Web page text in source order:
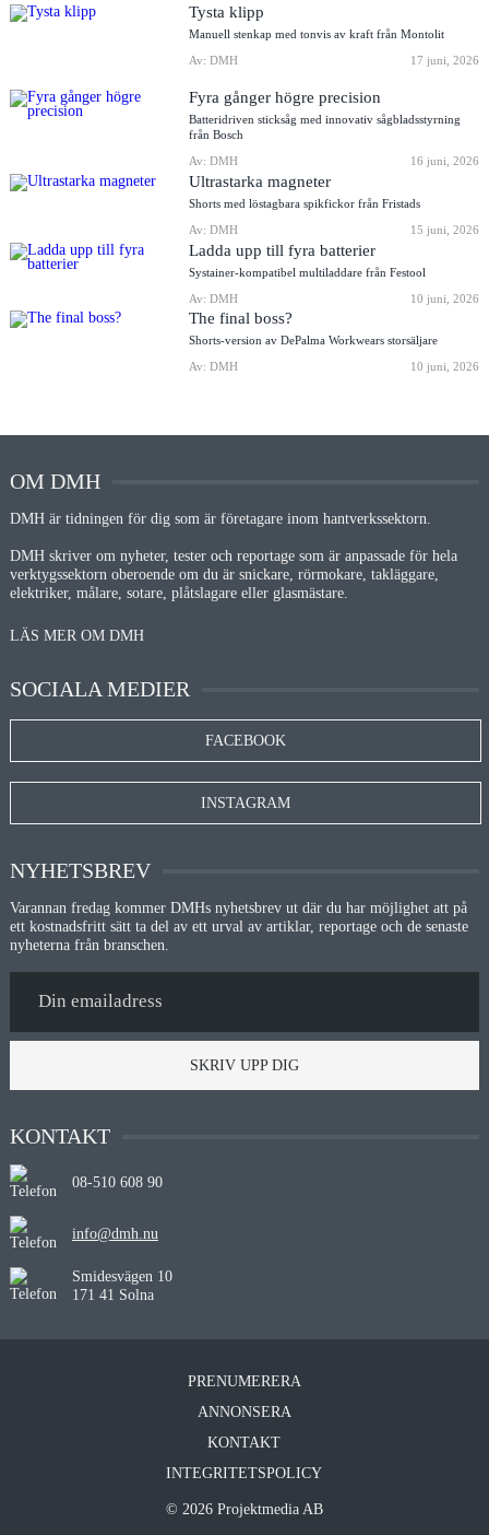
Tysta klipp
Manuell stenkap med tonvis av kraft från Montolit
Av: DMH
17 juni, 2026
Fyra gånger högre precision
Batteridriven sticksåg med innovativ sågbladsstyrning
från Bosch
Av: DMH
16 juni, 2026
Ultrastarka magneter
Shorts med löstagbara spikfickor från Fristads
Av: DMH
15 juni, 2026
Ladda upp till fyra batterier
Systainer-kompatibel multiladdare från Festool
Av: DMH
10 juni, 2026
The final boss?
Shorts-version av DePalma Workwears storsäljare
Av: DMH
10 juni, 2026
OM DMH
DMH är tidningen för dig som är företagare inom hantverkssektorn.
DMH skriver om nyheter, tester och reportage som är anpassade för hela
verktygssektorn oberoende om du är snickare, rörmokare, takläggare,
elektriker, målare, sotare, plåtslagare eller glasmästare.
LÄS MER OM DMH
SOCIALA MEDIER
FACEBOOK
INSTAGRAM
NYHETSBREV
Varannan fredag kommer DMHs nyhetsbrev ut där du har möjlighet att på
ett kostnadsfritt sätt ta del av ett urval av artiklar, reportage och de senaste
nyheterna från branschen.
SKRIV UPP DIG
KONTAKT
08-510 608 90
info@dmh.nu
Smidesvägen 10
171 41 Solna
PRENUMERERA
ANNONSERA
KONTAKT
INTEGRITETSPOLICY
© 2026 Projektmedia AB